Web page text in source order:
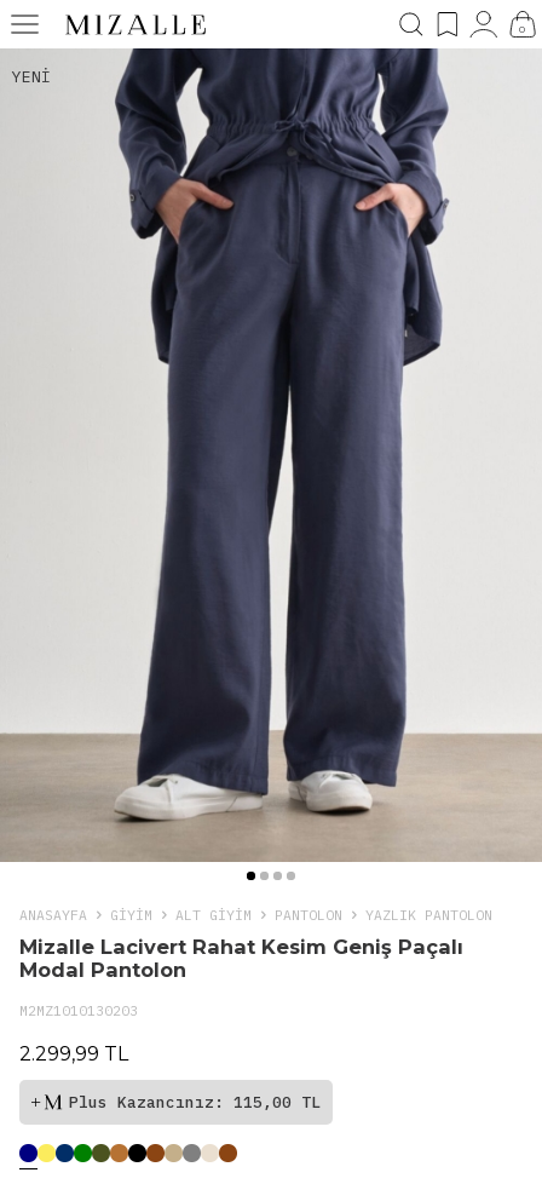
0
YENI
ANASAYFA GIYIM ALT GİYİM PANTOLON YAZLIK PANTOLON
Mizalle Lacivert Rahat Kesim Geniş Paçalı
Modal Pantolon
M2MZ1010130203
2.299,99 TL
Plus Kazancınız: 115,00 TL